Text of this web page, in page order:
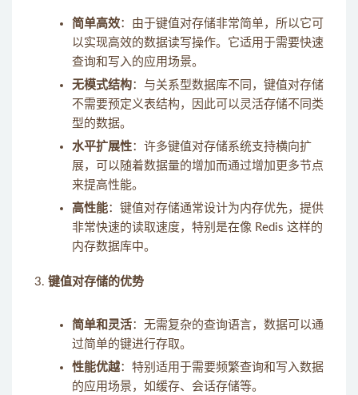
简单高效：由于键值对存储非常简单，所以它可
以实现高效的数据读写操作。它适用于需要快速
查询和写入的应用场景。
无模式结构：与关系型数据库不同，键值对存储
不需要预定义表结构，因此可以灵活存储不同类
型的数据。
水平扩展性：许多键值对存储系统支持横向扩
展，可以随着数据量的增加而通过增加更多节点
来提高性能。
高性能：键值对存储通常设计为内存优先，提供
非常快速的读取速度，特别是在像 Redis 这样的
内存数据库中。
键值对存储的优势
简单和灵活：无需复杂的查询语言，数据可以通
过简单的键进行存取。
性能优越：特别适用于需要频繁查询和写入数据
的应用场景，如缓存、会话存储等。